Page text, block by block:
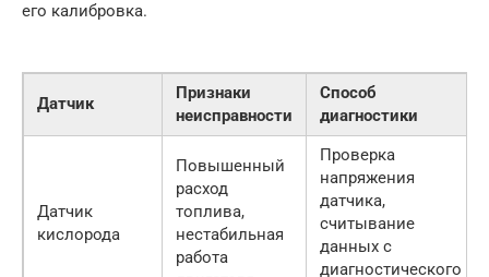
его калибровка.
Датчик
Признаки
неисправности
Способ
диагностики
Датчик
кислорода
Повышенный
расход
топлива,
нестабильная
работа
Проверка
напряжения
датчика,
считывание
данных с
диагностического